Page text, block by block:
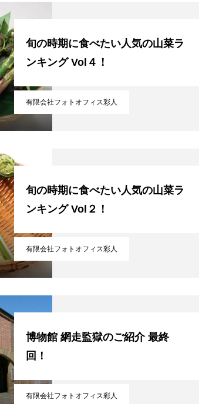
有限会社フォトオフィス彩人
旬の時期に食べたい人気の山菜ラ
ンキング Vol４！
有限会社フォトオフィス彩人
旬の時期に食べたい人気の山菜ラ
ンキング Vol２！
有限会社フォトオフィス彩人
博物館 網走監獄のご紹介 最終
回！